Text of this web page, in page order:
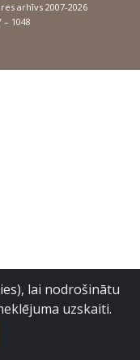
arhīvs 2007-2026
– 1048
lai nodrošinātu
uzskaiti.